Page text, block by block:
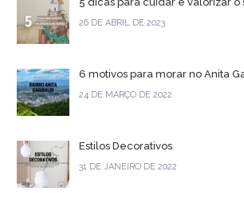
26 DE ABRIL DE 2023
6 motivos para morar no Anita
24 DE MARÇO DE 2022
Estilos Decorativos
31 DE JANEIRO DE 2022